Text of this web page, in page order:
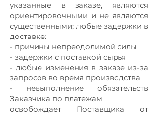
указанные в заказе, являются
ориентировочными и не являются
существенными; любые задержки в
доставке:
- причины непреодолимой силы
- задержки с поставкой сырья
- любые изменения в заказе из-за
запросов во время производства
- невыполнение обязательств
Заказчика по платежам
освобождает Поставщика от